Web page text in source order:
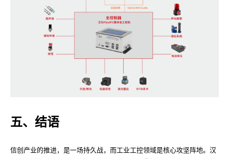
五、结语
信创产业的推进，是一场持久战，而工业工控领域是核心攻坚阵地。汉